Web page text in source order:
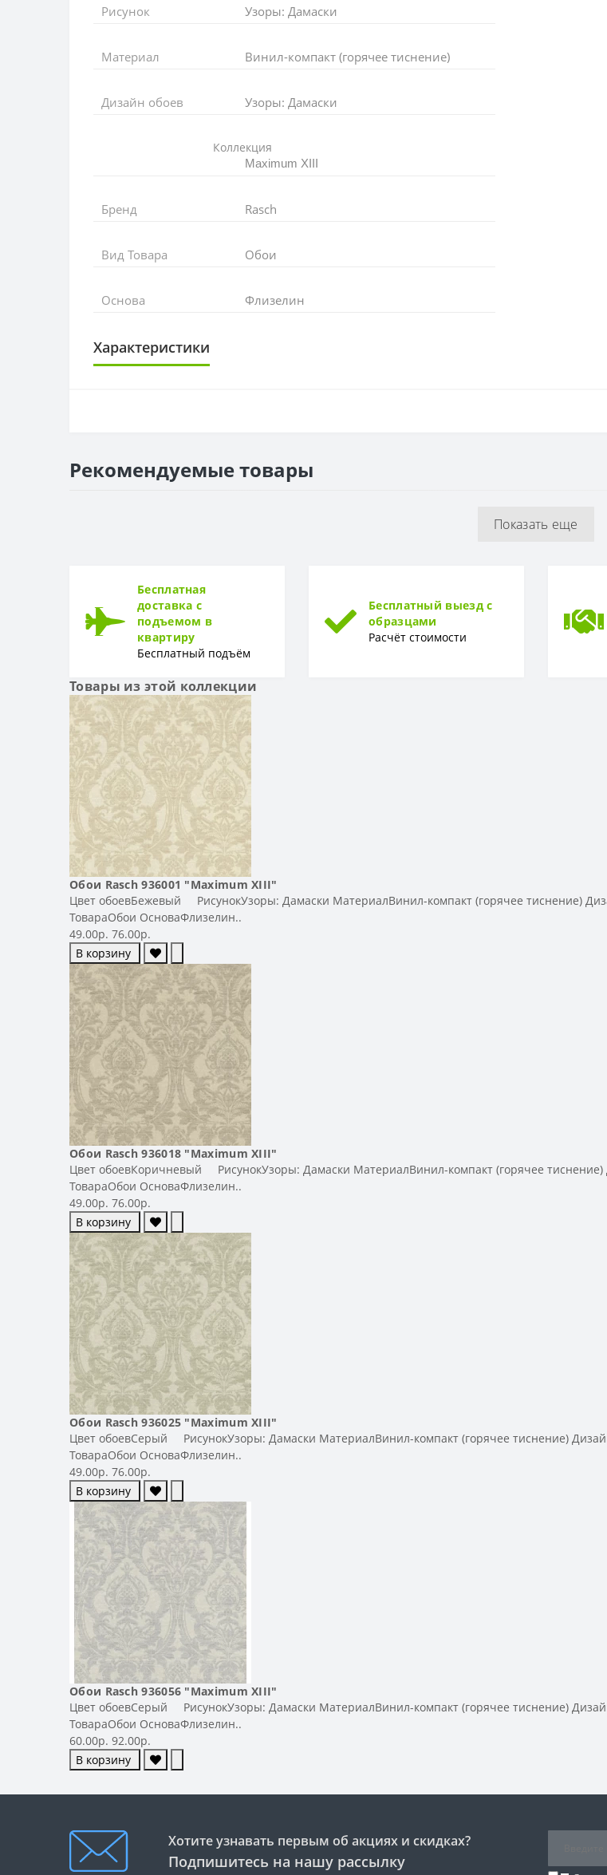
Рисунок Узоры: Дамаски
Материал Винил-компакт (горячее тиснение)
Дизайн обоев Узоры: Дамаски
Коллекция
Maximum XIII
Бренд Rasch
Вид Товара Обои
Основа Флизелин
Характеристики
Раппорт
1,06 x
Рекомендуемые товары
Показать еще
Бесплатная
доставка с
подъемом в
квартиру
Бесплатный подъём
Бесплатный выезд с
образцами
Расчёт стоимости
Товары из этой коллекции
Обои Rasch 936001 "Maximum XIII"
Цвет обоевБежевый РисунокУзоры: Дамаски МатериалВинил-компакт (горячее тиснение)
ТовараОбои ОсноваФлизелин..
49.00р. 76.00р.
В корзину
Обои Rasch 936018 "Maximum XIII"
Цвет обоевКоричневый РисунокУзоры: Дамаски МатериалВинил-компакт (горячее
ТовараОбои ОсноваФлизелин..
49.00р. 76.00р.
В корзину
Обои Rasch 936025 "Maximum XIII"
Цвет обоевСерый РисунокУзоры: Дамаски МатериалВинил-компакт (горячее тиснение)
ТовараОбои ОсноваФлизелин..
49.00р. 76.00р.
В корзину
Обои Rasch 936056 "Maximum XIII"
Цвет обоевСерый РисунокУзоры: Дамаски МатериалВинил-компакт (горячее тиснение)
ТовараОбои ОсноваФлизелин..
60.00р. 92.00р.
В корзину
Хотите узнавать первым об акциях и скидках?
Подпишитесь на нашу рассылку